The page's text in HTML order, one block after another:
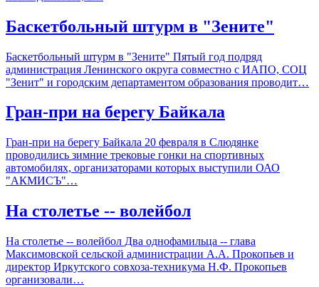
Баскетбольный штурм в "Зените"
Баскетбольный штурм в "Зените" Пятый год подряд
администрация Ленинского округа совместно с ИАПО, СОЦ
"Зенит" и городским департаментом образования проводит…
Гран-при на берегу Байкала
Гран-при на берегу Байкала 20 февраля в Слюдянке
проводились зимние трековые гонки на спортивных
автомобилях, организаторами которых выступили ОАО
"АКМИСЪ"…
На столетье -- волейбол
На столетье -- волейбол Два однофамильца -- глава
Максимовской сельской администрации А.А. Прокопьев и
директор Иркутского совхоза-техникума Н.Ф. Прокопьев
организовали…